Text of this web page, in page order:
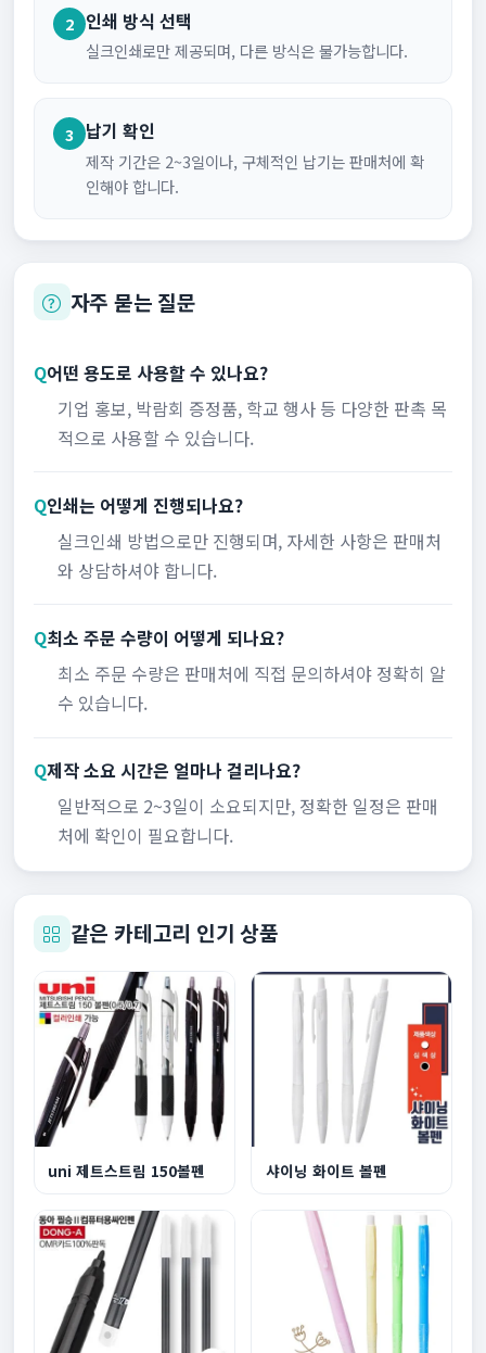
2 인쇄 방식 선택
실크인쇄로만 제공되며, 다른 방식은 불가능합니다.
3 납기 확인
제작 기간은 2~3일이나, 구체적인 납기는 판매처에 확
인해야 합니다.
자주 묻는 질문
Q어떤 용도로 사용할 수 있나요?
기업 홍보, 박람회 증정품, 학교 행사 등 다양한 판촉 목
적으로 사용할 수 있습니다.
Q인쇄는 어떻게 진행되나요?
실크인쇄 방법으로만 진행되며, 자세한 사항은 판매처
와 상담하셔야 합니다.
Q최소 주문 수량이 어떻게 되나요?
최소 주문 수량은 판매처에 직접 문의하셔야 정확히 알
수 있습니다.
Q제작 소요 시간은 얼마나 걸리나요?
일반적으로 2~3일이 소요되지만, 정확한 일정은 판매
처에 확인이 필요합니다.
같은 카테고리 인기 상품
uni 제트스트림 150볼펜 샤이닝 화이트 볼펜